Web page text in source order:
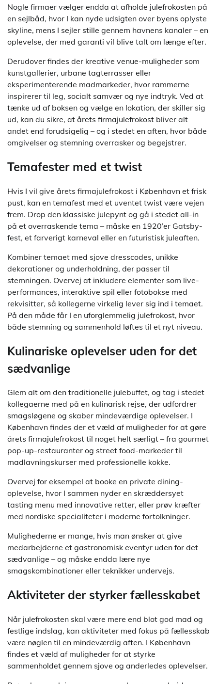
Nogle firmaer vælger endda at afholde julefrokosten på
en sejlbåd, hvor I kan nyde udsigten over byens oplyste
skyline, mens I sejler stille gennem havnens kanaler – en
oplevelse, der med garanti vil blive talt om længe efter.
Derudover findes der kreative venue-muligheder som
kunstgallerier, urbane tagterrasser eller
eksperimenterende madmarkeder, hvor rammerne
inspirerer til leg, socialt samvær og nye indtryk. Ved at
tænke ud af boksen og vælge en lokation, der skiller sig
ud, kan du sikre, at årets firmajulefrokost bliver alt
andet end forudsigelig – og i stedet en aften, hvor både
omgivelser og stemning overrasker og begejstrer.
Temafester med et twist
Hvis I vil give årets firmajulefrokost i København et frisk
pust, kan en temafest med et uventet twist være vejen
frem. Drop den klassiske julepynt og gå i stedet all-in
på et overraskende tema – måske en 1920’er Gatsby-
fest, et farverigt karneval eller en futuristisk juleaften.
Kombiner temaet med sjove dresscodes, unikke
dekorationer og underholdning, der passer til
stemningen. Overvej at inkludere elementer som live-
performances, interaktive spil eller fotobokse med
rekvisitter, så kollegerne virkelig lever sig ind i temaet.
På den måde får I en uforglemmelig julefrokost, hvor
både stemning og sammenhold løftes til et nyt niveau.
Kulinariske oplevelser uden for det
sædvanlige
Glem alt om den traditionelle julebuffet, og tag i stedet
kollegaerne med på en kulinarisk rejse, der udfordrer
smagsløgene og skaber mindeværdige oplevelser. I
København findes der et væld af muligheder for at gøre
årets firmajulefrokost til noget helt særligt – fra gourmet
pop-up-restauranter og street food-markeder til
madlavningskurser med professionelle kokke.
Overvej for eksempel at booke en private dining-
oplevelse, hvor I sammen nyder en skræddersyet
tasting menu med innovative retter, eller prøv kræfter
med nordiske specialiteter i moderne fortolkninger.
Mulighederne er mange, hvis man ønsker at give
medarbejderne et gastronomisk eventyr uden for det
sædvanlige – og måske endda lære nye
smagskombinationer eller teknikker undervejs.
Aktiviteter der styrker fællesskabet
Når julefrokosten skal være mere end blot god mad og
festlige indslag, kan aktiviteter med fokus på fællesskab
være nøglen til en mindeværdig aften. I København
findes et væld af muligheder for at styrke
sammenholdet gennem sjove og anderledes oplevelser.